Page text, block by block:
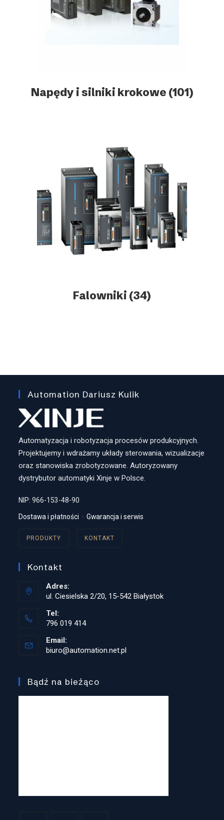
Napędy i silniki krokowe (101)
Falowniki (34)
Automation Dariusz Kulik
Automatyzacja i robotyzacja procesów produkcyjnych.
Projektujemy i wdrażamy układy sterowania, wizualizacje
oraz stanowiska zrobotyzowane. Autoryzowany
dystrybutor automatyki Xinje w Polsce.
NIP: 966-153-48-90
Dostawa i płatności ·Gwarancja i serwis
PRODUKTY KONTAKT
Kontakt
Adres:
ul. Ciesielska 2/20, 15-542 Białystok
Tel:
796 019 414
in
your
Email:
biuro@automation.net.pl
Bądź na bieżąco